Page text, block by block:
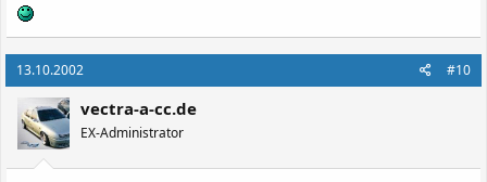
13.10.2002 #10
vectra-a-cc.de
EX-Administrator